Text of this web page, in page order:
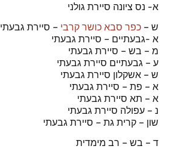
א- נס ציונה סיירת גולני
ש – כפר סבא כושר קרבי – סיירת גבעתי
א -גבעתיים – סיירת גבעתי
מ – בש – סיירת גבעתי
ע – גבעתיים סיירת גבעתי
ש – אשקלון סיירת גבעתי
א – פת – סיירת גבעתי
א – תא סיירת גבעתי
נ – עפולה סיירת גבעתי
שון – קרית גת – סיירת גבעתי
ד – בש – רב מימדית